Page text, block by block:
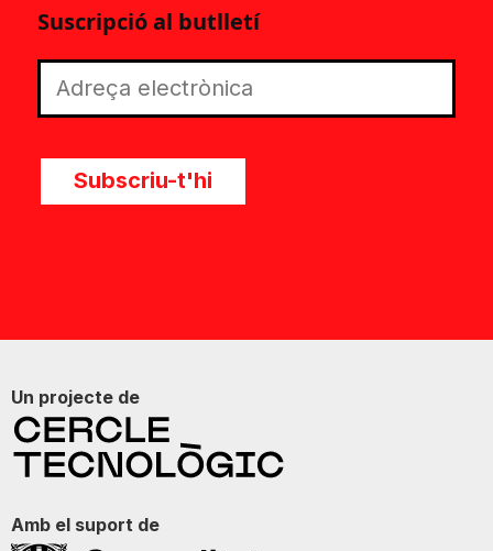
Suscripció al butlletí
Subscriu-t'hi
Un projecte de
Amb el suport de